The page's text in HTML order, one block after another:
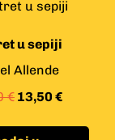
u sepiji
Allende
€ 13,50 €